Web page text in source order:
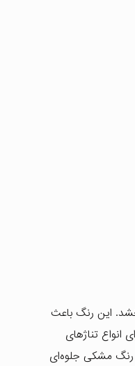
این رنگ باعث
تناژهای
رنگ مشکی جلوه‌ای